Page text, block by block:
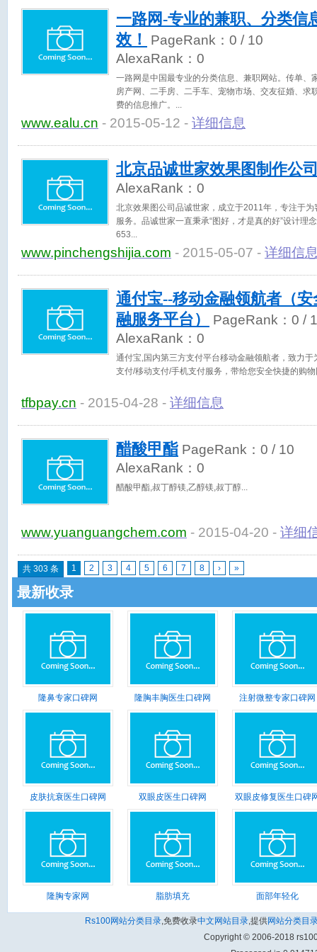
一路网-专业的兼职、分类信
效！
PageRank： 0 / 10
AlexaRank： 0
一路网是中国最专业的分类信息、兼职网站。传单、
房产网、二手房、二手车、宠物市场、交友征婚、求
费的信息推广。
www.ealu.cn - 2015-05-12 - 详细信息
北京品诚世家效果图制作公
AlexaRank： 0
北京效果图公司品诚世家，成立于2011年，专注于
服务。品诚世家一直秉承“图好，才是真的好”设计理
653
www.pinchengshijia.com - 2015-05-07 - 详细信
通付宝--移动金融领航者（
融服务平台）
PageRank： 0 /
AlexaRank： 0
通付宝,国内第三方支付平台移动金融领航者，致力
支付/移动支付/手机支付服务，带给您安全快捷的购
tfbpay.cn - 2015-04-28 - 详细信息
醋酸甲酯 PageRank： 0 / 10
AlexaRank： 0
醋酸甲酯,叔丁醇镁,乙醇镁,叔丁醇
www.yuanguangchem.com - 2015-04-20 - 详细
共 303 条 1 2 3 4 5 6 7 8 › »
最新收录
隆鼻专家口碑网 隆胸丰胸医生口碑网 注射微整专家口碑网
皮肤抗衰医生口碑网 双眼皮医生口碑网 双眼皮修复医生口碑
隆胸专家网 脂肪填充 面部年轻化
Rs100网站分类目录,免费收录中文网站目录,提供网站分类目
Copyright © 2006-2018